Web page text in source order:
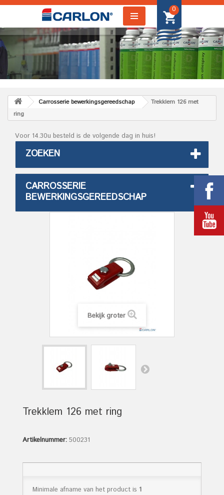
0
Carrosserie bewerkingsgereedschap
Trekklem 126 met
ring
Voor 14.30u besteld is de volgende dag in huis!
ZOEKEN
CARROSSERIE
BEWERKINGSGEREEDSCHAP
Bekijk groter
Trekklem 126 met ring
Artikelnummer: 500231
Minimale afname van het product is 1